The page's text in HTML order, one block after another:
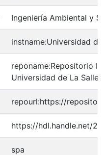
Ingeniería Ambiental y
instname:Universidad de
reponame:Repositorio
Universidad de La Salle
repourl:https://
https://hdl.handle.net/
spa